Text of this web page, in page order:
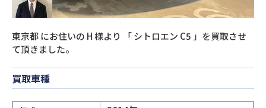
東京都にお住いの H様より 「シトロエン C5 」を買取させ
て頂きました。
買取車種